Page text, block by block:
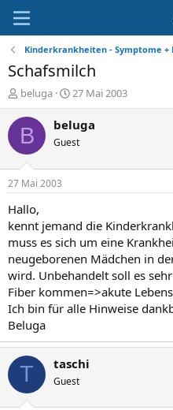
Kinderkrankheiten - Symptome +
Schafsmilch
E
r
s
e
r
beluga
E
r
s
e
t
m
27 Mai 2003
B beluga
Guest
27 Mai 2003
Hallo,
kennt jemand die
muss es sich um eine
neugeborenen Mädchen in
wird. Unbehandelt soll es
Fiber kommen=>akute
Ich bin für alle Hinweise
Beluga
T taschi
Guest